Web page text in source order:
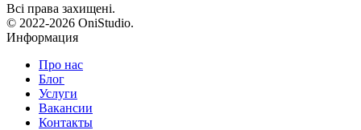
Всі права захищені.
© 2022-2026 OniStudio.
Информация
Про нас
Блог
Услуги
Вакансии
Контакты